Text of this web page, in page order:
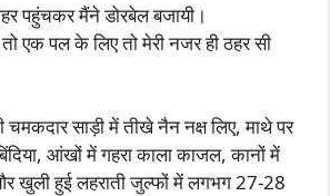
पहुंचकर मैंने डोरबेल बजायी।
एक पल के लिए तो मेरी नजर ही ठहर सी
साड़ी में तीखे नैन नक्ष लिए, माथे पर
आंखों में गहरा काला काजल, कानों में
और खुली हुई लहराती जुल्फों में लगभग 27-28